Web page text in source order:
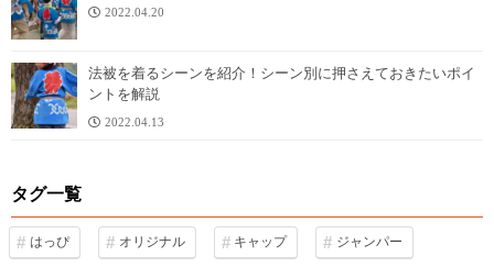
2022.04.20
法被を着るシーンを紹介！シーン別に押さえておきたいポイ
ントを解説
2022.04.13
タグ一覧
はっぴ オリジナル キャップ ジャンパー